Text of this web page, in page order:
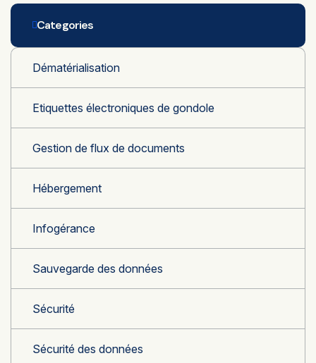
Categories
Dématérialisation
Etiquettes électroniques de gondole
Gestion de flux de documents
Hébergement
Infogérance
Sauvegarde des données
Sécurité
Sécurité des données